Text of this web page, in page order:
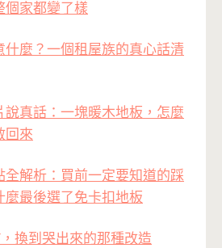
個家都變了樣
什麼？一個租屋族的真心話清
說真話：一塊暖木地板，怎麼
回來
全解析：買前一定要知道的踩
麼最後選了免卡扣地板
換到哭出來的那種改造